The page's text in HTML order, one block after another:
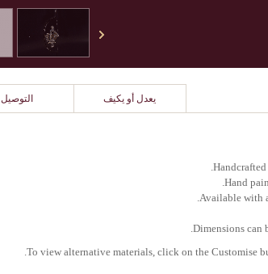
التوصيل يعدل أو يكيف
To view alternative materials, click on the Customise